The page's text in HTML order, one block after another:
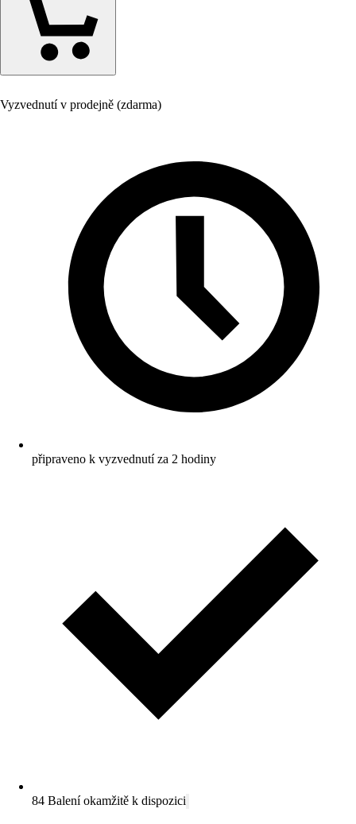
Vyzvednutí v prodejně (zdarma)
připraveno k vyzvednutí za 2 hodiny
84 Balení okamžitě k dispozici